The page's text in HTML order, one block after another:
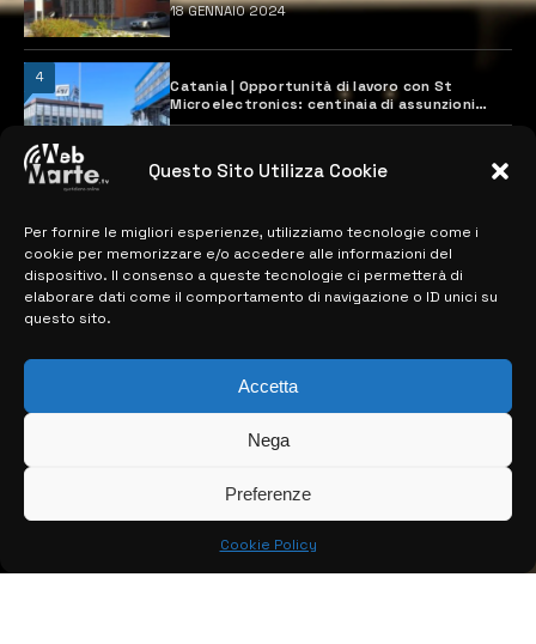
Questo Sito Utilizza Cookie
Per fornire le migliori esperienze, utilizziamo tecnologie come i
cookie per memorizzare e/o accedere alle informazioni del
dispositivo. Il consenso a queste tecnologie ci permetterà di
elaborare dati come il comportamento di navigazione o ID unici su
questo sito.
Accetta
Nega
Preferenze
Cookie Policy
18 GENNAIO 2024
4
Catania | Opportunità di lavoro con St
Microelectronics: centinaia di assunzioni
previste
MAPPA DEL SITO
> NOTIZIE